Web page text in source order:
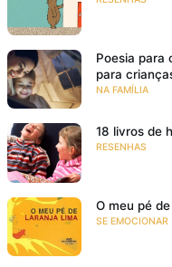
Poesia para
para
NA FAMÍLIA
18 livros de
RESENHAS
O meu pé
SE EMOCIONAR